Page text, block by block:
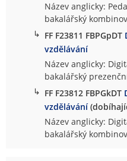
Název anglicky:
bakalářský
↳ FF F23811 FBPGpDT
vzdělávání
Název anglicky:
bakalářský
↳ FF F23812 FBPGkDT
vzdělávání
Název anglicky:
bakalářský